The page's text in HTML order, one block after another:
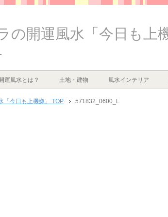
の開運風水「今日も上
運風水とは？ 土地・建物 風水インテリア
「今日も上機嫌」 TOP 571832_0600_L